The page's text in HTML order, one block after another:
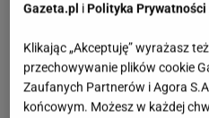
Gazeta.pl iPolityka Prywatności
Klikając „Akceptuję” wyrażasz
przechowywanie plików cookie
Zaufanych Partnerów i Agora
końcowym. Możesz w każdej